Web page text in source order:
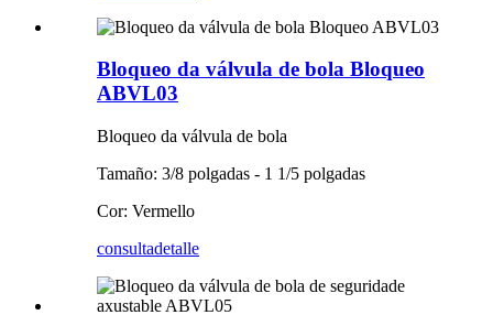
Bloqueo da válvula de bola Bloqueo
ABVL03
Bloqueo da válvula de bola
Tamaño: 3/8 polgadas - 1 1/5 polgadas
Cor: Vermello
consultadetalle